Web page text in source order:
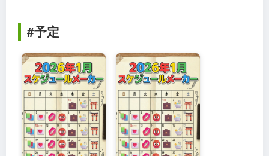
#予定